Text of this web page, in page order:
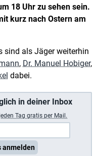
18 Uhr zu sehen sein.
kurz nach Ostern am
sind als Jäger weiterhin
, Dr. Manuel Hobiger,
dabei.
in deiner Inbox
Tag gratis per Mail.
anmelden